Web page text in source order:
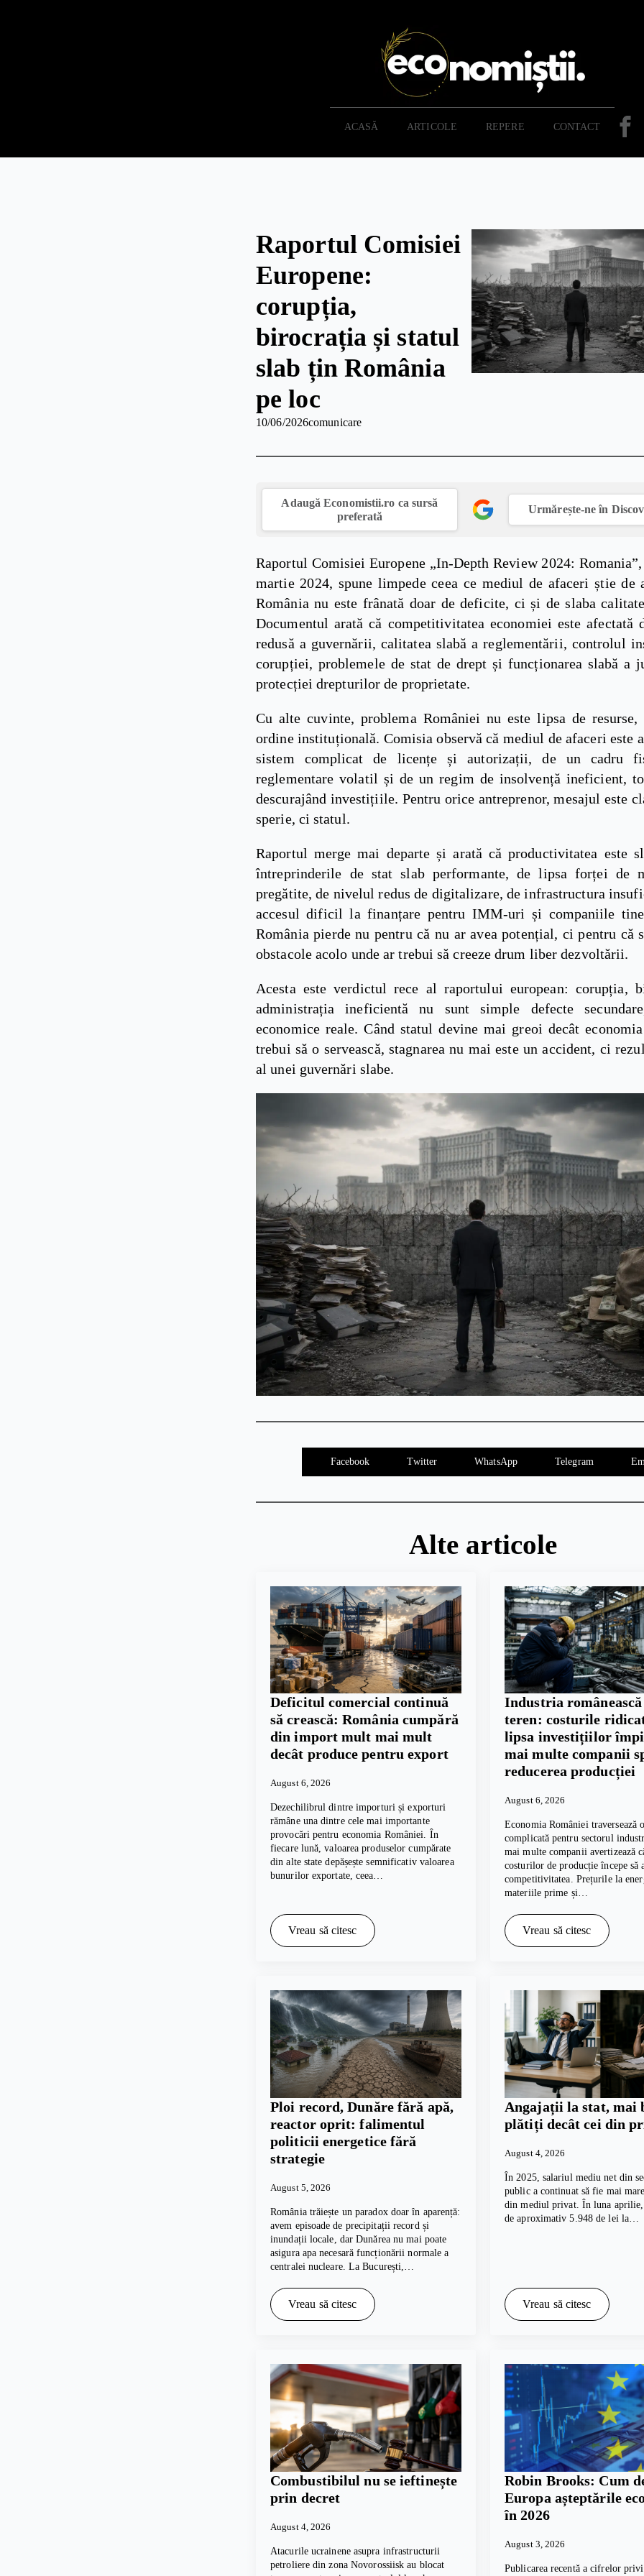
ACASĂ ARTICOLE REPERE CONTACT
Raportul Comisiei
Europene:
corupția,
birocrația și statul
slab țin România
pe loc
10/06/2026comunicare
Adaugă Economistii.ro ca sursă
preferată
Urmărește-ne în
Raportul Comisiei Europene „In-Depth Review 2024:
martie 2024, spune limpede ceea ce mediul de afaceri știe de
România nu este frânată doar de deficite, ci și de slaba
Documentul arată că competitivitatea economiei este afectată
redusă a guvernării, calitatea slabă a reglementării, controlul
corupției, problemele de stat de drept și funcționarea slabă a
protecției drepturilor de proprietate.
Cu alte cuvinte, problema României nu este lipsa de
ordine instituțională. Comisia observă că mediul de afaceri este
sistem complicat de licențe și autorizații, de un cadru
reglementare volatil și de un regim de insolvență ineficient,
descurajând investițiile. Pentru orice antreprenor, mesajul este
sperie, ci statul.
Raportul merge mai departe și arată că productivitatea este
întreprinderile de stat slab performante, de lipsa forței de
pregătite, de nivelul redus de digitalizare, de infrastructura
accesul dificil la finanțare pentru IMM-uri și companiile
România pierde nu pentru că nu ar avea potențial, ci pentru că
obstacole acolo unde ar trebui să creeze drum liber dezvoltării.
Acesta este verdictul rece al raportului european: corupția,
administrația ineficientă nu sunt simple defecte
economice reale. Când statul devine mai greoi decât
trebui să o servească, stagnarea nu mai este un accident, ci
al unei guvernări slabe.
Facebook Twitter WhatsApp Telegram
Alte articole
Deficitul comercial continuă
să crească: România cumpără
din import mult mai mult
decât produce pentru export
August 6, 2026
Dezechilibrul dintre importuri și exporturi
rămâne una dintre cele mai importante
provocări pentru economia României. În
fiecare lună, valoarea produselor cumpărate
din alte state depășește semnificativ valoarea
bunurilor exportate, ceea…
Vreau să citesc
Industria
teren: costurile
lipsa investițiilor
mai multe companii
reducerea producției
August 6, 2026
Economia României traversează
complicată pentru sectorul
mai multe companii avertizează
costurilor de producție începe să
competitivitatea. Prețurile la
materiile prime și…
Vreau să citesc
Ploi record, Dunăre fără apă,
reactor oprit: falimentul
politicii energetice fără
strategie
August 5, 2026
România trăiește un paradox doar în aparență:
avem episoade de precipitații record și
inundații locale, dar Dunărea nu mai poate
asigura apa necesară funcționării normale a
centralei nucleare. La București,…
Vreau să citesc
Angajații la stat, mai
plătiți decât cei din
August 4, 2026
În 2025, salariul mediu net din
public a continuat să fie mai
din mediul privat. În luna aprilie,
de aproximativ 5.948 de lei la…
Vreau să citesc
Combustibilul nu se ieftinește
prin decret
August 4, 2026
Atacurile ucrainene asupra infrastructurii
petroliere din zona Novorossiisk au blocat
Robin Brooks: Cum
Europa așteptările
în 2026
August 3, 2026
Publicarea recentă a cifrelor